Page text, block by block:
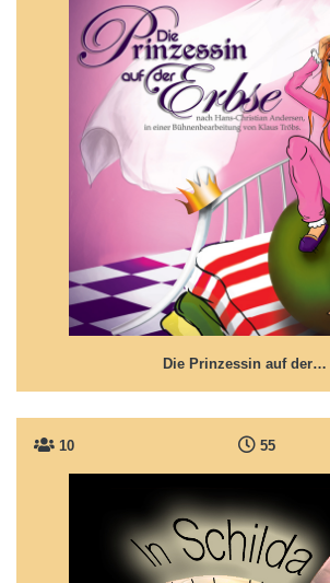
Die Prinzessin auf der…
Die Prinzessin auf
Das Märchen über eine arg
...
10 55